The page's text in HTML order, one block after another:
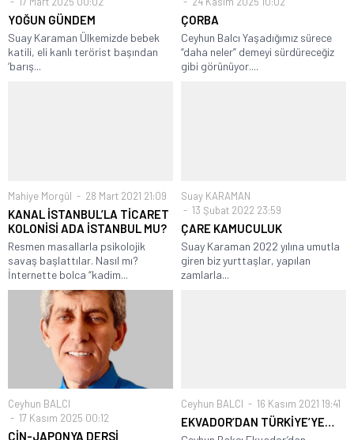
YOĞUN GÜNDEM
Suay Karaman Ülkemizde bebek
katili, eli kanlı terörist başından
‘barış...
ÇORBA
Ceyhun Balcı Yaşadığımız sürece
“daha neler” demeyi sürdüreceğiz
gibi görünüyor....
Mahiye Morgül 28 Mart 2021 21:09
KANAL İSTANBUL’LA TİCARET
KOLONİSİ ADA İSTANBUL MU?
Resmen masallarla psikolojik
savaş başlattılar. Nasıl mı?
İnternette bolca “kadim...
Suay KARAMAN
13 Şubat 2022 23:59
ÇARE KAMUCULUK
Suay Karaman 2022 yılına umutla
giren biz yurttaşlar, yapılan
zamlarla...
Ceyhun BALCI
17 Kasım 2025 00:12
ÇİN-JAPONYA DERSİ
Ceyhun BALCI 16 Kasım 2021 19:41
EKVADOR’DAN TÜRKİYE’YE…